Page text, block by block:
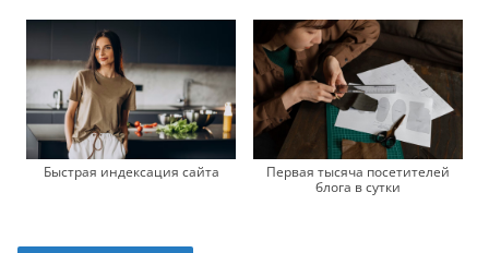
Быстрая индексация сайта
Первая тысяча посетителей
блога в сутки